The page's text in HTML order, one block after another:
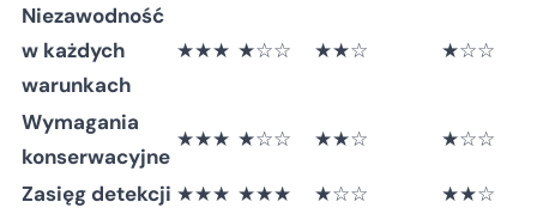
Niezawodność
w każdych
warunkach
★★★ ★☆☆ ★★☆ ★☆☆
Wymagania
konserwacyjne
★★★ ★☆☆ ★★☆ ★☆☆
Zasięg detekcji ★★★ ★★★ ★☆☆
★★☆